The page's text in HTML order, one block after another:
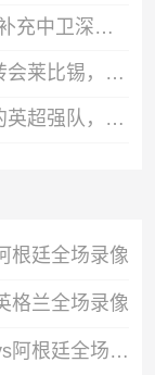
HWG确认！罗马诺：利物浦需要补充中卫深度，如今出手签下阿劳霍
官方：阿斯拉尼因健康问题不会转会莱比锡，将留在霍芬海姆
诺伊尔：击败维拉这样晋级欧冠的英超强队，很重要
根廷全场录像
格兰全场录像
07月16日世界杯半决赛英格兰vs阿根廷全场录像